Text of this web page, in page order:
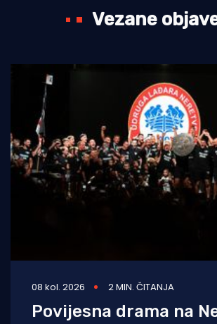
Vezane
08 kol. 2026 2 MIN. ČITANJA
Povijesna drama na